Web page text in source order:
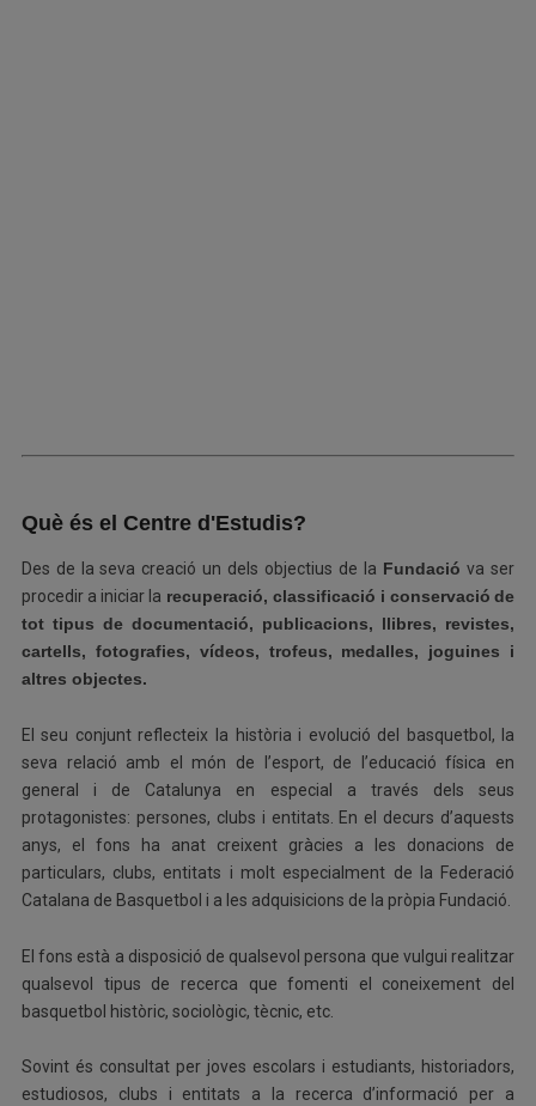
Què és el Centre d'Estudis?
Des de la seva creació un dels objectius de la Fundació va ser
procedir a iniciar la recuperació, classificació i conservació de
tot tipus de documentació, publicacions, llibres, revistes,
cartells, fotografies, vídeos, trofeus, medalles, joguines i
altres objectes.
El seu conjunt reflecteix la història i evolució del basquetbol, la
seva relació amb el món de l’esport, de l’educació física en
general i de Catalunya en especial a través dels seus
protagonistes: persones, clubs i entitats. En el decurs d’aquests
anys, el fons ha anat creixent gràcies a les donacions de
particulars, clubs, entitats i molt especialment de la Federació
Catalana de Basquetbol i a les adquisicions de la pròpia Fundació.
El fons està a disposició de qualsevol persona que vulgui realitzar
qualsevol tipus de recerca que fomenti el coneixement del
basquetbol històric, sociològic, tècnic, etc.
Sovint és consultat per joves escolars i estudiants, historiadors,
estudiosos, clubs i entitats a la recerca d’informació per a